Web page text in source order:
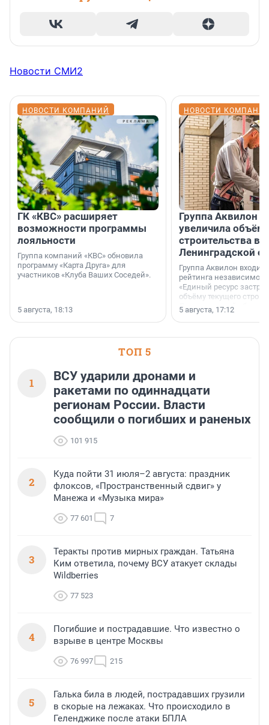
Новости СМИ2
НОВОСТИ КОМПАНИЙ
ГК «КВС» расширяет
возможности программы
лояльности
Группа компаний «КВС» обновила
программу «Карта Друга» для
участников «Клуба Ваших Соседей».
5 августа, 18:13
НОВОСТИ
Группа Аквилон
увеличила объём
строительства в
Ленинградской
Группа Аквилон входит
рейтинга независимого
«Единый ресурс
объёму текущего
Ленинградской
время компания
185 429 кв. метров
больше, чем в 1
5 августа, 17:12
ТОП 5
1
ВСУ ударили дронами и
ракетами по одиннадцати
регионам России. Власти
сообщили о погибших и раненых
101 915
2
Куда пойти 31 июля–2 августа: праздник
флоксов, «Пространственный сдвиг» у
Манежа и «Музыка мира»
77 601 7
3
Теракты против мирных граждан. Татьяна
Ким ответила, почему ВСУ атакует склады
Wildberries
77 523
4
Погибшие и пострадавшие. Что известно о
взрыве в центре Москвы
76 997 215
5
Галька била в людей, пострадавших грузили
в скорые на лежаках. Что происходило в
Геленджике после атаки БПЛА